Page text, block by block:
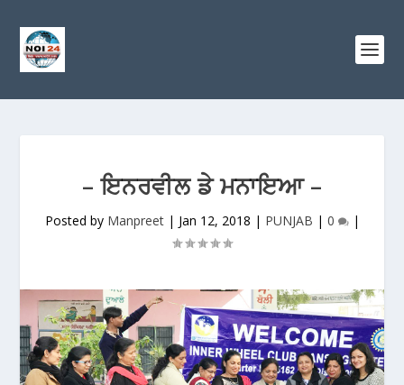
– ਇਨਰਵੀਲ ਡੇ ਮਨਾਇਆ –
Posted by Manpreet| Jan 12, 2018 | PUNJAB | 0 |